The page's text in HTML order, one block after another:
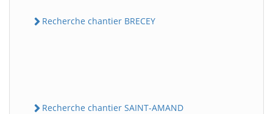
Recherche chantier BRECEY
Recherche chantier SAINT-AMAND